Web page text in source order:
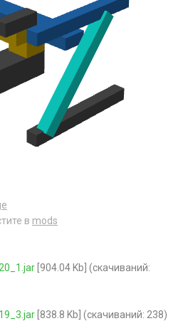
в mods
[904.04 Kb] (cкачиваний:
[838.8 Kb] (cкачиваний: 238)